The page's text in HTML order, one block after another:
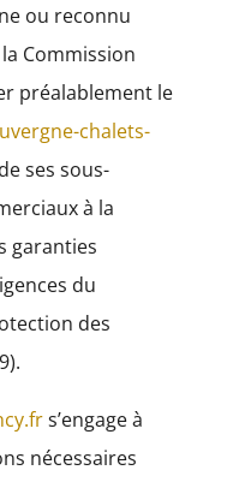
ou reconnu
Commission
préalablement le
chalets-
ses sous-
à la
garanties
du
des
s’engage à
nécessaires